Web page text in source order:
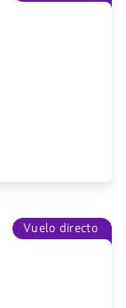
Vuelo directo